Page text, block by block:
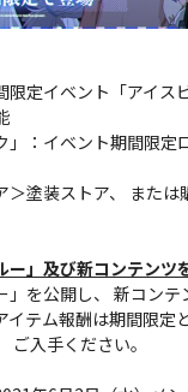
限定イベント「アイス
」：イベント期間限定
＞塗装ストア、 または
」及び新コンテンツ
を公開し、 新コンテ
イテム報酬は期間限定
ご入手ください。